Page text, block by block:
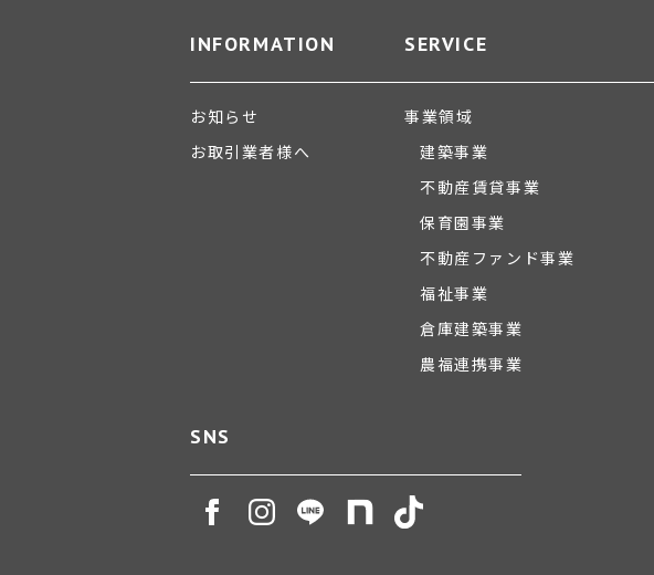
INFORMATION
お知らせ
お取引業者様へ
SERVICE
事業領域
建築事業
不動産賃貸事業
保育園事業
不動産ファンド事業
福祉事業
倉庫建築事業
農福連携事業
SNS